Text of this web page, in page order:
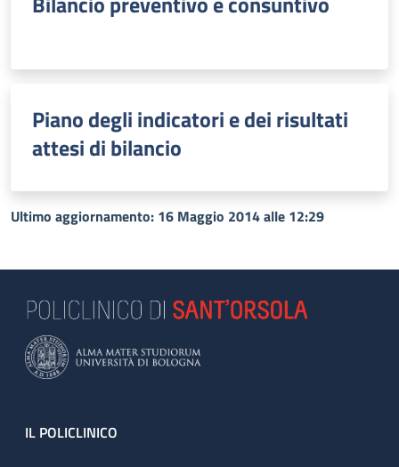
Piano degli indicatori e dei risultati
attesi di bilancio
Ultimo aggiornamento: 16 Maggio 2014 alle 12:29
Footer
IL POLICLINICO